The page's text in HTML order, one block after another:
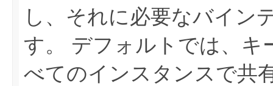
し、それに必要なバイン
す。
デフォルトでは、キ
べてのインスタンスで共